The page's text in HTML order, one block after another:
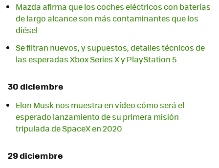
Mazda afirma que los coches eléctricos con baterías
de largo alcance son más contaminantes que los
diésel
Se filtran nuevos, y supuestos, detalles técnicos de
las esperadas Xbox Series X y PlayStation 5
30 diciembre
Elon Musk nos muestra en vídeo cómo será el
esperado lanzamiento de su primera misión
tripulada de SpaceX en 2020
29 diciembre